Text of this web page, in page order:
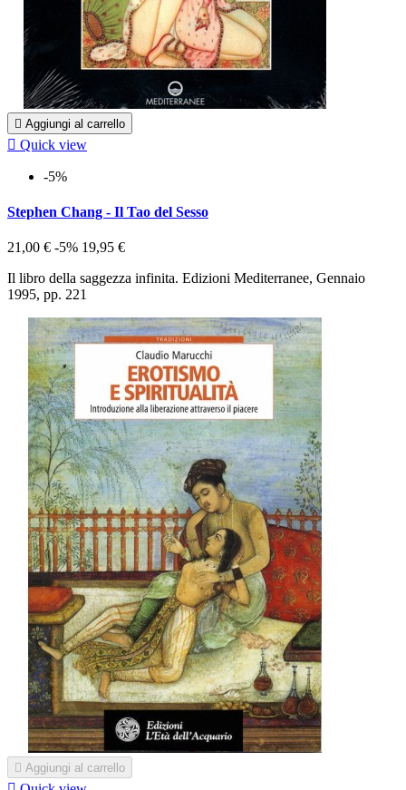
 Aggiungi al carrello
 Quick view
-5%
Stephen Chang - Il Tao del Sesso
21,00 € -5% 19,95 €
Il libro della saggezza infinita. Edizioni Mediterranee, Gennaio
1995, pp. 221
 Aggiungi al carrello